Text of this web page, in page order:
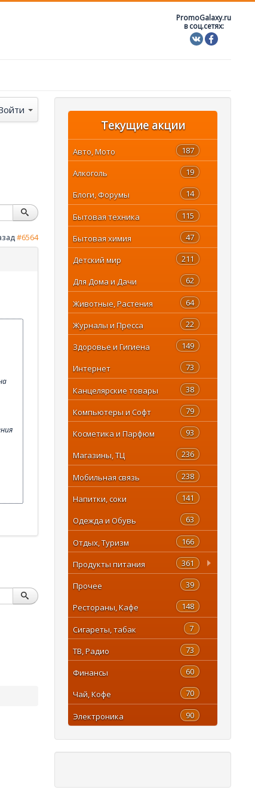
PromoGalaxy.ru
в соц.сетях:
#6564
Текущие акции
187
Авто, Мото
19
Алкоголь
14
Блоги, Форумы
115
Бытовая техника
47
Бытовая химия
211
Детский мир
62
Для Дома и Дачи
64
Животные, Растения
22
Журналы и Пресса
149
Здоровье и Гигиена
73
Интернет
38
Канцелярские товары
79
Компьютеры и Софт
93
Косметика и Парфюм
236
Магазины, ТЦ
238
Мобильная связь
141
Напитки, соки
63
Одежда и Обувь
166
Отдых, Туризм
361
Продукты питания
39
Прочее
148
Рестораны, Кафе
7
Сигареты, табак
73
ТВ, Радио
60
Финансы
70
Чай, Кофе
90
Электроника